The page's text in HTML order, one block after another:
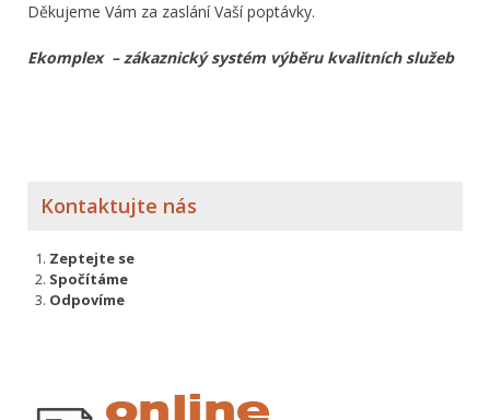
Děkujeme Vám za zaslání Vaší poptávky.
Ekomplex – zákaznický systém výběru kvalitních služeb
Kontaktujte nás
Zeptejte se
Spočítáme
Odpovíme